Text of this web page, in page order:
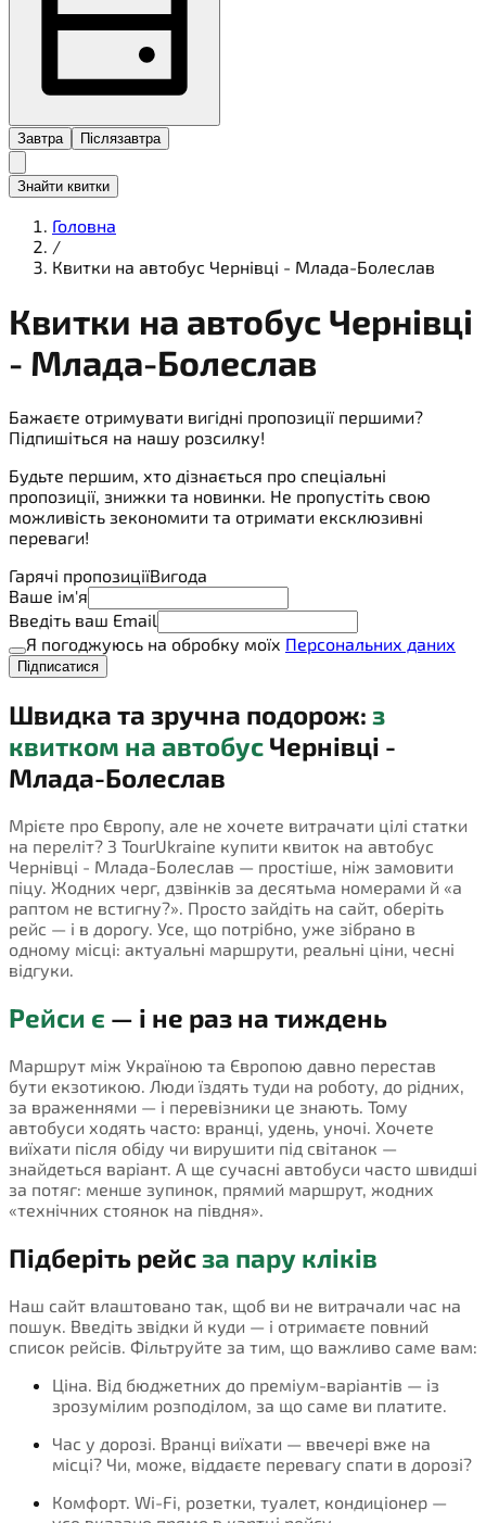
Завтра Післязавтра
Знайти квитки
Головна
/
Квитки на автобус Чернівці - Млада-Болеслав
Квитки на автобус Чернівці
- Млада-Болеслав
Бажаєте отримувати вигідні пропозиції першими?
Підпишіться на нашу розсилку!
Будьте першим, хто дізнається про спеціальні
пропозиції, знижки та новинки. Не пропустіть свою
можливість зекономити та отримати ексклюзивні
переваги!
Гарячі пропозиціїВигода
Ваше ім'я
Введіть ваш Email
Я погоджуюсь на обробку моїх Персональних даних
Підписатися
Швидка та зручна подорож: з
квитком на автобус Чернівці -
Млада-Болеслав
Мрієте про Європу, але не хочете витрачати цілі статки
на переліт? З TourUkraine купити квиток на автобус
Чернівці - Млада-Болеслав — простіше, ніж замовити
піцу. Жодних черг, дзвінків за десятьма номерами й «а
раптом не встигну?». Просто зайдіть на сайт, оберіть
рейс — і в дорогу. Усе, що потрібно, уже зібрано в
одному місці: актуальні маршрути, реальні ціни, чесні
відгуки.
Рейси є — і не раз на тиждень
Маршрут між Україною та Європою давно перестав
бути екзотикою. Люди їздять туди на роботу, до рідних,
за враженнями — і перевізники це знають. Тому
автобуси ходять часто: вранці, удень, уночі. Хочете
виїхати після обіду чи вирушити під світанок —
знайдеться варіант. А ще сучасні автобуси часто швидші
за потяг: менше зупинок, прямий маршрут, жодних
«технічних стоянок на півдня».
Підберіть рейсза пару кліків
Наш сайт влаштовано так, щоб ви не витрачали час на
пошук. Введіть звідки й куди — і отримаєте повний
список рейсів. Фільтруйте за тим, що важливо саме вам:
Ціна. Від бюджетних до преміум-варіантів — із
зрозумілим розподілом, за що саме ви платите.
Час у дорозі. Вранці виїхати — ввечері вже на
місці? Чи, може, віддаєте перевагу спати в дорозі?
Комфорт. Wi-Fi, розетки, туалет, кондиціонер —